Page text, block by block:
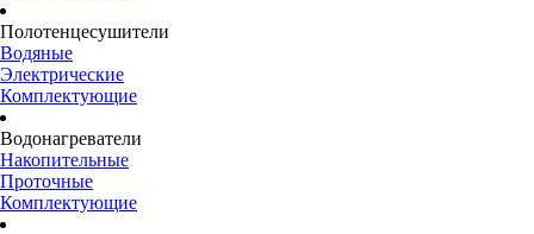
Полотенцесушители
Водяные
Электрические
Комплектующие
Водонагреватели
Накопительные
Проточные
Комплектующие